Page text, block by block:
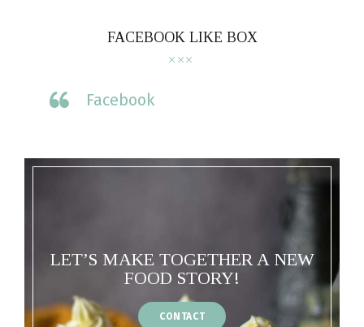
FACEBOOK LIKE BOX
Facebook
LET’S MAKE TOGETHER A NEW
FOOD STORY!
CONTACT